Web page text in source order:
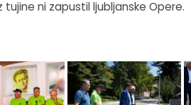
ni zapustil ljubljanske Opere.